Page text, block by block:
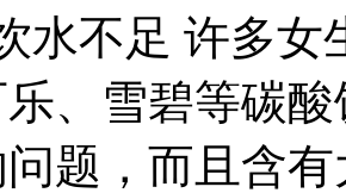
水不足 许多
、雪碧等碳
题，而且含